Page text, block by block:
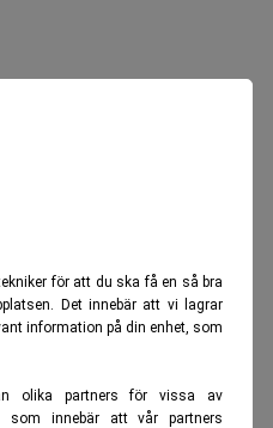
för att du ska få en så bra
Det innebär att vi lagrar
information på din enhet, som
olika partners för vissa av
som innebär att vår partners